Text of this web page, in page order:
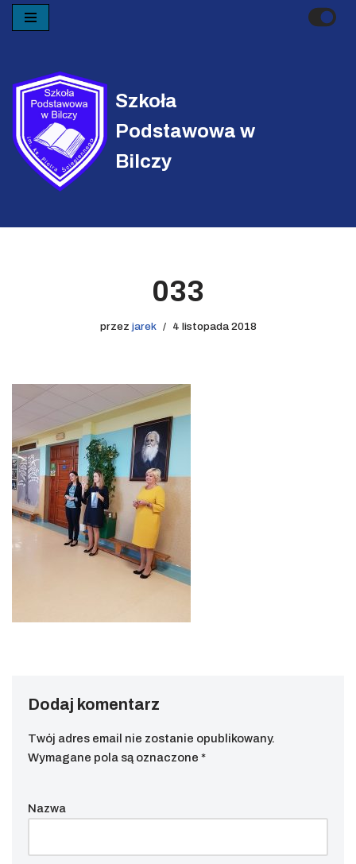
treści
Szkoła
Podstawowa w
Bilczy
033
przez jarek 4 listopada 2018
Dodaj komentarz
Twój adres email nie zostanie opublikowany.
Wymagane pola są oznaczone *
Nazwa